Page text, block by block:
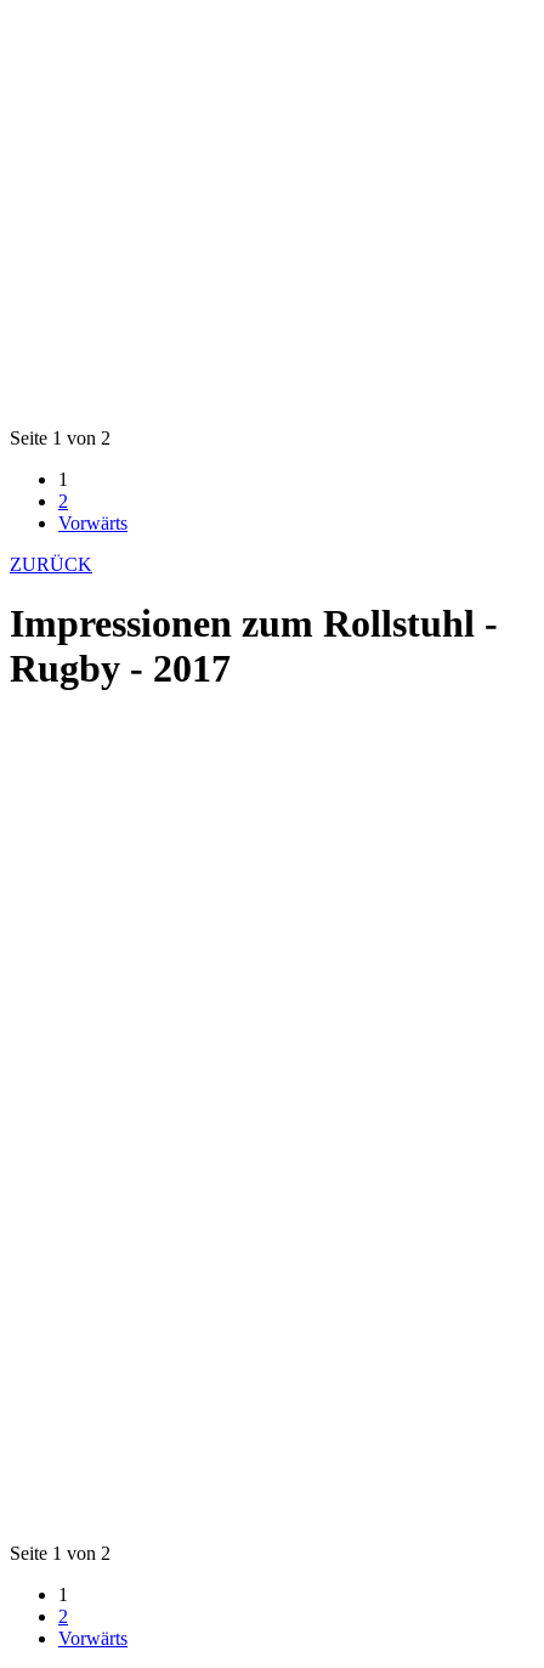
Seite 1 von 2
1
2
Vorwärts
ZURÜCK
Impressionen zum Rollstuhl -
Rugby - 2017
Seite 1 von 2
1
2
Vorwärts